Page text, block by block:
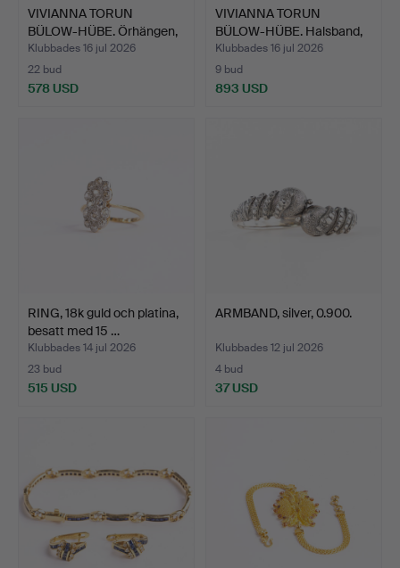
VIVIANNA TORUN
BÜLOW-HÜBE. Örhängen,
ett p…
Klubbades 16 jul 2026
22 bud
578 USD
VIVIANNA TORUN
BÜLOW-HÜBE. Halsband,
silve…
Klubbades 16 jul 2026
9 bud
893 USD
RING, 18k guld och platina,
besatt med 15 …
Klubbades 14 jul 2026
23 bud
515 USD
ARMBAND, silver, 0.900.
Klubbades 12 jul 2026
4 bud
37 USD